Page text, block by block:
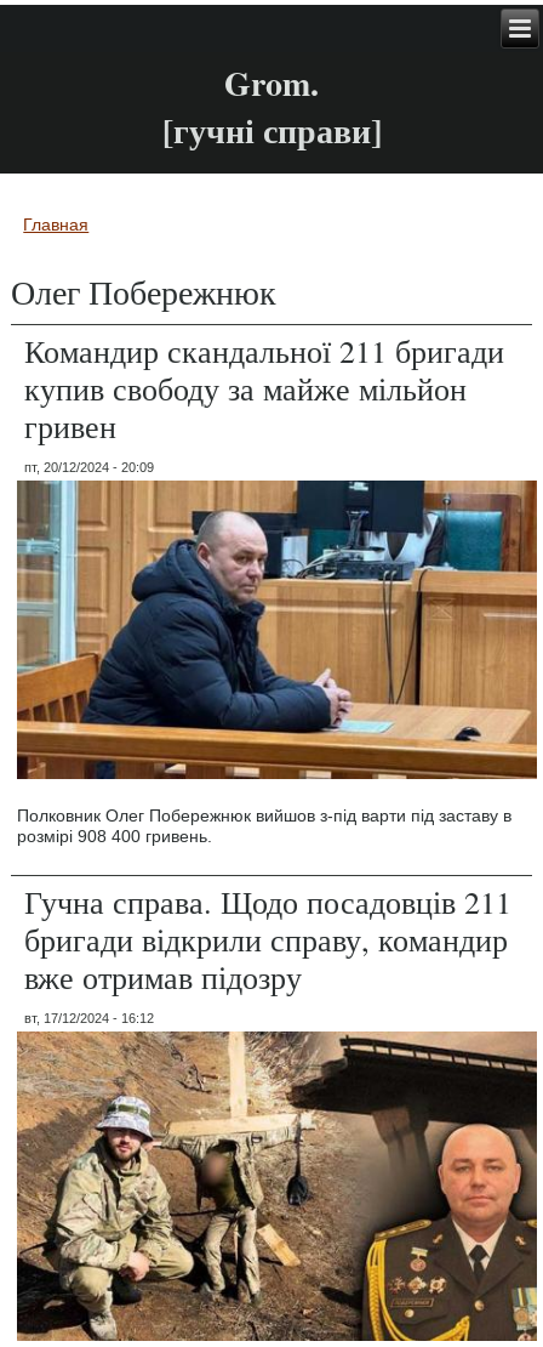
Grom.
[гучні справи]
Вы здесь
Главная
Олег Побережнюк
Командир скандальної 211 бригади
купив свободу за майже мільйон
гривен
пт, 20/12/2024 - 20:09
Полковник Олег Побережнюк вийшов з-під варти під заставу в
розмірі 908 400 гривень.
Гучна справа. Щодо посадовців 211
бригади відкрили справу, командир
вже отримав підозру
вт, 17/12/2024 - 16:12